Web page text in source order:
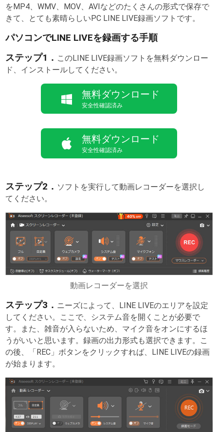
をMP4、WMV、MOV、AVIなどのたくさんの形式で保存で
きて、とても素晴らしいPC LINE LIVE録画ソフトです。
パソコンでLINE LIVEを録画する手順
ステップ1． このLINE LIVE録画ソフトを無料ダウンロー
ド、インストールしてください。
無料ダウンロード
安全性確認済み
無料ダウンロード
安全性確認済み
ステップ2． ソフトを実行して動画レコーダーを選択し
てください。
動画レコーダーを選択
ステップ3． ニーズによって、LINE LIVEのエリアを設定
してください。ここで、システム音を開くことが必要で
す。また、雑音が入らないため、マイク音をオンにするほ
うがいいと思います。録画の出力形式も選択できます。こ
の後、「REC」ボタンをクリックすれば、LINE LIVEの録画
が始まります。